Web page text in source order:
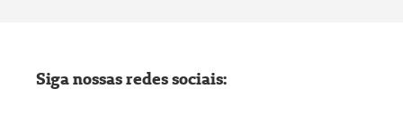
Siga nossas redes sociais: